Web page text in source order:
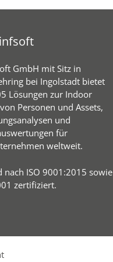
GmbH mit Sitz in
bei Ingolstadt bietet
Lösungen zur Indoor
Personen und Assets,
und
für
weltweit.
nach ISO 9001:2015 sowie
zertifiziert.